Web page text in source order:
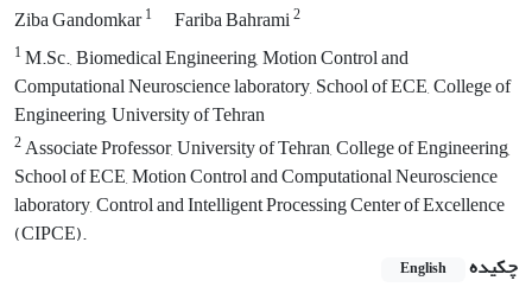
Ziba Gandomkar1 Fariba Bahrami2
1M.Sc., Biomedical Engineering, Motion Control and
Computational Neuroscience laboratory, School of ECE, College of
Engineering, University of Tehran
2Associate Professor, University of Tehran, College of Engineering,
School of ECE, Motion Control and Computational Neuroscience
laboratory, Control and Intelligent Processing Center of Excellence
(CIPCE).
چکیده
English